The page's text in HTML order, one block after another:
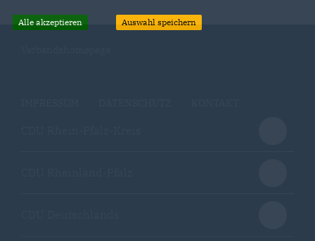
Alle akzeptieren Auswahl speichern